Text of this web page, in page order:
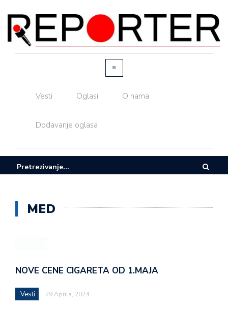
Vesti Oglasi O nama
Dodavanje oglasa
MED
NOVE CENE CIGARETA OD 1.MAJA
Vesti 29 Aprila, 2024